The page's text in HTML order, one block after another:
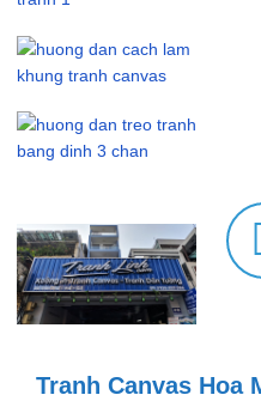
Tranh Canvas Hoa